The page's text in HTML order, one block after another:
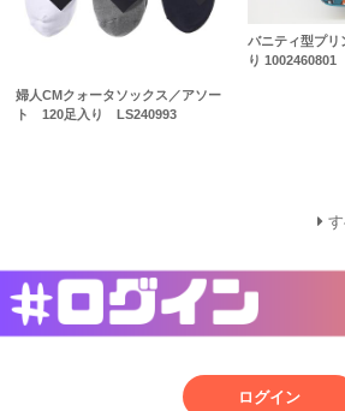
婦人CMクォータソックス／アソー
ト 120足入り LS240993
バニティ型プ
り 1002460801
ログイン